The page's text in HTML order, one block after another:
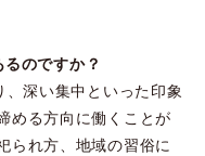
のですか？
深い集中といった印象
める方向に働くことが
られ方、地域の習俗に